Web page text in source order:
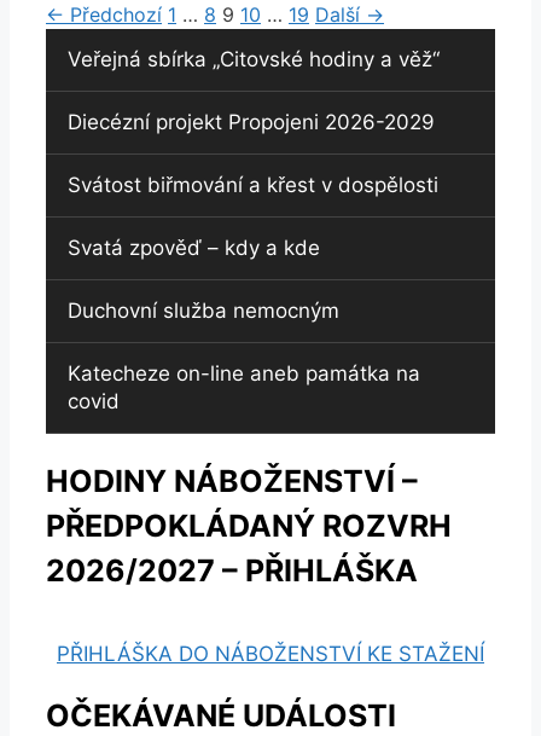
← Předchozí Stránka
1 … Stránka
8 Stránka
9 Stránka
10 … Stránka
19 Další →
Veřejná sbírka „Citovské hodiny a věž“
Diecézní projekt Propojeni 2026-2029
Svátost biřmování a křest v dospělosti
Svatá zpověď – kdy a kde
Duchovní služba nemocným
Katecheze on-line aneb památka na
covid
HODINY NÁBOŽENSTVÍ –
PŘEDPOKLÁDANÝ ROZVRH
2026/2027 – PŘIHLÁŠKA
PŘIHLÁŠKA DO NÁBOŽENSTVÍ KE STAŽENÍ
OČEKÁVANÉ UDÁLOSTI